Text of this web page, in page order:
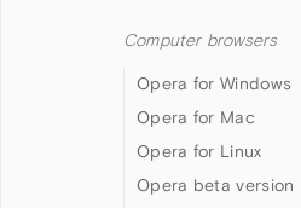
Computer browsers
Opera for Windows
Opera for Mac
Opera for Linux
Opera beta version